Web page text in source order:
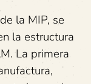
la MIP, se
la estructura
La primera